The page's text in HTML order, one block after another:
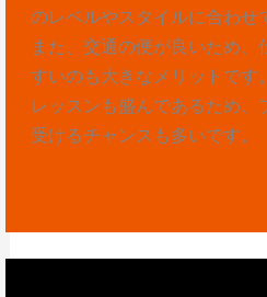
のレベルやスタイルに合わせ
また、交通の便が良いため
すいのも大きなメリットです
レッスンも盛んであるため、
受けるチャンスも多いです。